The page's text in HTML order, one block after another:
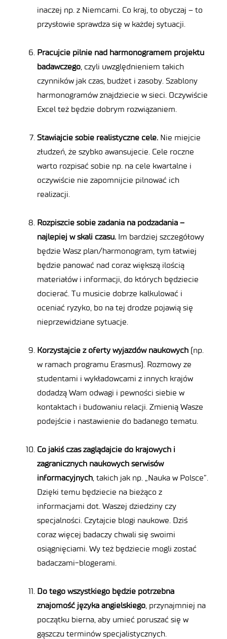
inaczej np. z Niemcami. Co kraj, to obyczaj – to
przysłowie sprawdza się w każdej sytuacji.
Pracujcie pilnie nad harmonogramem projektu
badawczego , czyli uwzględnieniem takich
czynników jak czas, budżet i zasoby. Szablony
harmonogramów znajdziecie w sieci. Oczywiście
Excel też będzie dobrym rozwiązaniem.
Stawiajcie sobie realistyczne cele. Nie miejcie
złudzeń, że szybko awansujecie. Cele roczne
warto rozpisać sobie np. na cele kwartalne i
oczywiście nie zapomnijcie pilnować ich
realizacji.
Rozpiszcie sobie zadania na podzadania –
najlepiej w skali czasu. Im bardziej szczegółowy
będzie Wasz plan/harmonogram, tym łatwiej
będzie panować nad coraz większą ilością
materiałów i informacji, do których będziecie
docierać. Tu musicie dobrze kalkulować i
oceniać ryzyko, bo na tej drodze pojawią się
nieprzewidziane sytuacje.
Korzystajcie z oferty wyjazdów naukowych (np.
w ramach programu Erasmus). Rozmowy ze
studentami i wykładowcami z innych krajów
dodadzą Wam odwagi i pewności siebie w
kontaktach i budowaniu relacji. Zmienią Wasze
podejście i nastawienie do badanego tematu.
Co jakiś czas zaglądajcie do krajowych i
zagranicznych naukowych serwisów
informacyjnych , takich jak np. „Nauka w Polsce”.
Dzięki temu będziecie na bieżąco z
informacjami dot. Waszej dziedziny czy
specjalności. Czytajcie blogi naukowe. Dziś
coraz więcej badaczy chwali się swoimi
osiągnięciami. Wy też będziecie mogli zostać
badaczami-blogerami.
Do tego wszystkiego będzie potrzebna
znajomość języka angielskiego , przynajmniej na
początku bierna, aby umieć poruszać się w
gąszczu terminów specjalistycznych.